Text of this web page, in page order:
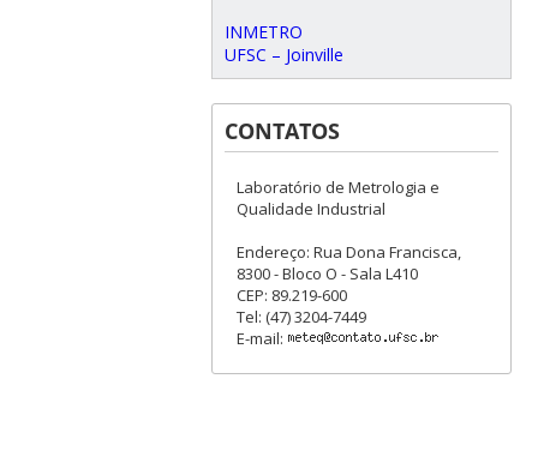
INMETRO
UFSC – Joinville
CONTATOS
Laboratório de Metrologia e
Qualidade Industrial
Endereço: Rua Dona Francisca,
8300 - Bloco O - Sala L410
CEP: 89.219-600
Tel: (47) 3204-7449
E-mail: